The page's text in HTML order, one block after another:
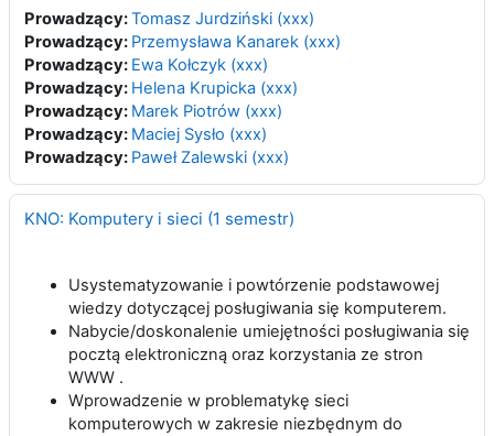
Prowadzący:Tomasz Jurdziński (xxx)
Prowadzący: Przemysława Kanarek (xxx)
Prowadzący: Ewa Kołczyk (xxx)
Prowadzący: Helena Krupicka (xxx)
Prowadzący: Marek Piotrów (xxx)
Prowadzący: Maciej Sysło (xxx)
Prowadzący: Paweł Zalewski (xxx)
KNO: Komputery i sieci (1 semestr)
Usystematyzowanie i powtórzenie podstawowej
wiedzy dotyczącej posługiwania się komputerem.
Nabycie/doskonalenie umiejętności posługiwania się
pocztą elektroniczną oraz korzystania ze stron
WWW .
Wprowadzenie w problematykę sieci
komputerowych w zakresie niezbędnym do